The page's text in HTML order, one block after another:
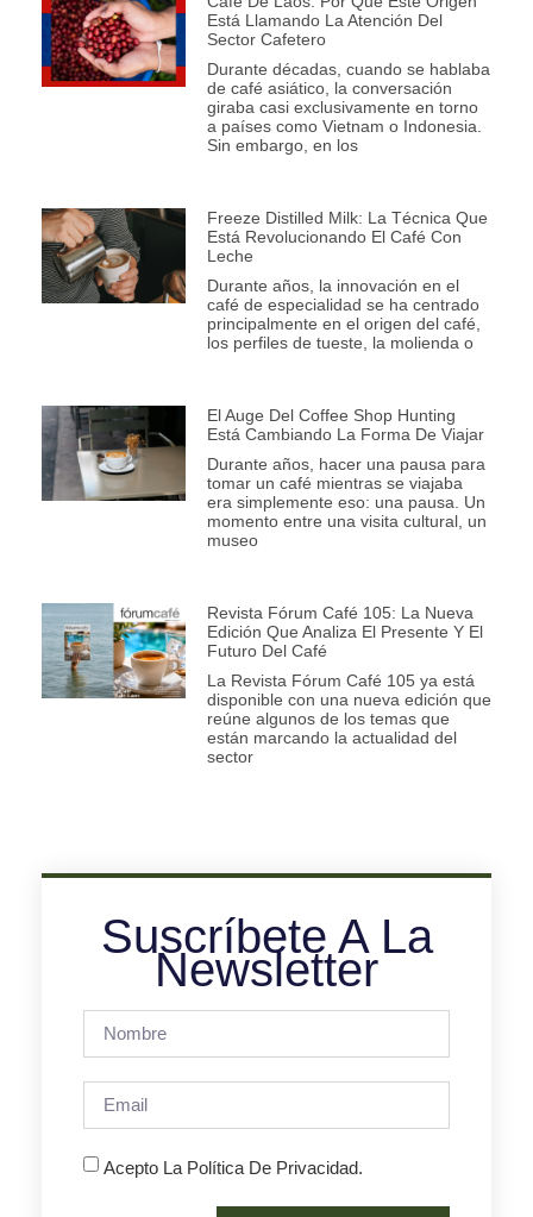
Está Llamando La Atención Del
Sector Cafetero
Durante décadas, cuando se hablaba
de café asiático, la conversación
giraba casi exclusivamente en torno
a países como Vietnam o Indonesia.
Sin embargo, en los
Freeze Distilled Milk: La Técnica Que
Está Revolucionando El Café Con
Leche
Durante años, la innovación en el
café de especialidad se ha centrado
principalmente en el origen del café,
los perfiles de tueste, la molienda o
El Auge Del Coffee Shop Hunting
Está Cambiando La Forma De Viajar
Durante años, hacer una pausa para
tomar un café mientras se viajaba
era simplemente eso: una pausa. Un
momento entre una visita cultural, un
museo
Revista Fórum Café 105: La Nueva
Edición Que Analiza El Presente Y El
Futuro Del Café
La Revista Fórum Café 105 ya está
disponible con una nueva edición que
reúne algunos de los temas que
están marcando la actualidad del
sector
Suscríbete A La
Newsletter
Acepto La Política De Privacidad.